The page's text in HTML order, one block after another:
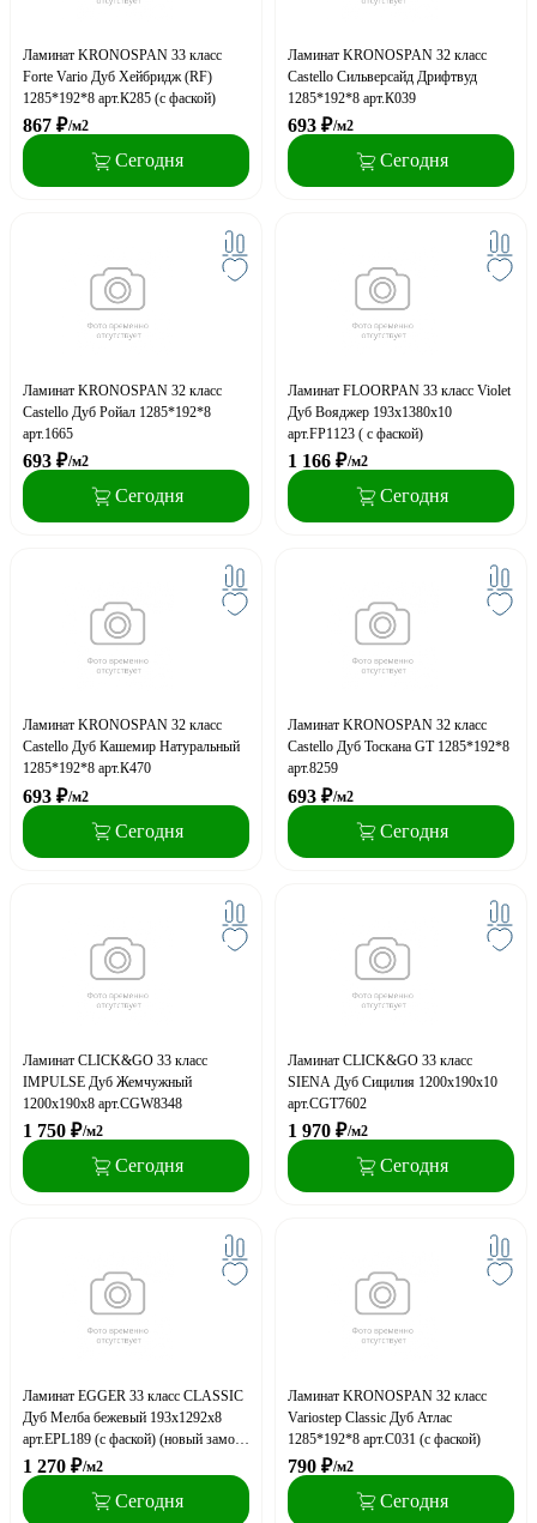
Ламинат KRONOSPAN 33 класс
Forte Vario Дуб Хейбридж (RF)
1285*192*8 арт.К285 (с фаской)
867 ₽/м2
Сегодня
Ламинат KRONOSPAN 32 класс
Castello Сильверсайд Дрифтвуд
1285*192*8 арт.К039
693 ₽/м2
Сегодня
Ламинат KRONOSPAN 32 класс
Castello Дуб Ройал 1285*192*8
арт.1665
693 ₽/м2
Сегодня
Ламинат FLOORPAN 33 класс Violet
Дуб Вояджер 193х1380х10
арт.FP1123 ( с фаской)
1 166 ₽/м2
Сегодня
Ламинат KRONOSPAN 32 класс
Castello Дуб Кашемир Натуральный
1285*192*8 арт.К470
693 ₽/м2
Сегодня
Ламинат KRONOSPAN 32 класс
Castello Дуб Тоскана GT 1285*192*8
арт.8259
693 ₽/м2
Сегодня
Ламинат CLICK&GO 33 класс
IMPULSE Дуб Жемчужный
1200х190х8 арт.CGW8348
1 750 ₽/м2
Сегодня
Ламинат CLICK&GO 33 класс
SIENA Дуб Сицилия 1200х190х10
арт.CGT7602
1 970 ₽/м2
Сегодня
Ламинат EGGER 33 класс CLASSIC
Дуб Мелба бежевый 193х1292х8
арт.EPL189 (с фаской) (новый замок
CLIC it)
1 270 ₽/м2
Сегодня
Ламинат KRONOSPAN 32 класс
Variostep Classic Дуб Атлас
1285*192*8 арт.C031 (с фаской)
790 ₽/м2
Сегодня